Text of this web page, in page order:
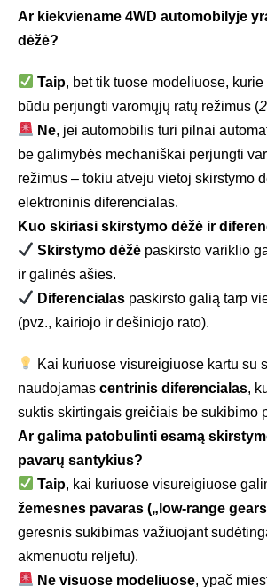
Ar kiekviename 4WD automobilyje
dėžė?
Taip, bet tik tuose modeliuose,
būdu perjungti varomųjų ratų režimus (
Ne, jei automobilis turi pilnai
be galimybės mechaniškai perjungti
režimus – tokiu atveju vietoj skirstymo
elektroninis diferencialas.
Kuo skiriasi skirstymo dėžė ir
Skirstymo dėžė paskirsto variklio
ir galinės ašies.
Diferencialas paskirsto galią tarp
(pvz., kairiojo ir dešiniojo rato).
Kai kuriuose visureigiuose kartu su
naudojamas centrinis diferencialas,
suktis skirtingais greičiais be sukibimo
Ar galima patobulinti esamą
pavarų santykius?
Taip, kai kuriuose visureigiuose
žemesnes pavaras („low-range
geresnis sukibimas važiuojant
akmenuotu reljefu).
Ne visuose modeliuose, ypač